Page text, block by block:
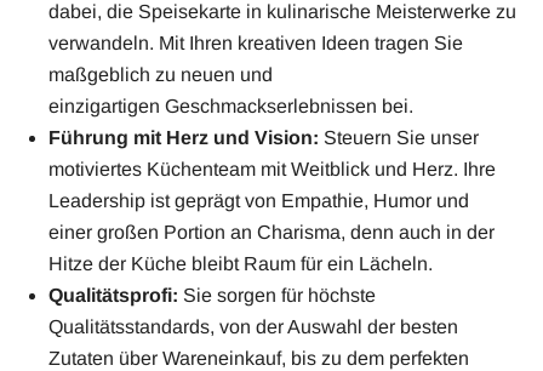
dabei, die Speisekarte in kulinarische Meisterwerke zu
verwandeln. Mit Ihren kreativen Ideen tragen Sie
maßgeblich zu neuen und
einzigartigen Geschmackserlebnissen bei.
Führung mit Herz und Vision: Steuern Sie unser
motiviertes Küchenteam mit Weitblick und Herz. Ihre
Leadership ist geprägt von Empathie, Humor und
einer großen Portion an Charisma, denn auch in der
Hitze der Küche bleibt Raum für ein Lächeln.
Qualitätsprofi: Sie sorgen für höchste
Qualitätsstandards, von der Auswahl der besten
Zutaten über Wareneinkauf, bis zu dem perfekten